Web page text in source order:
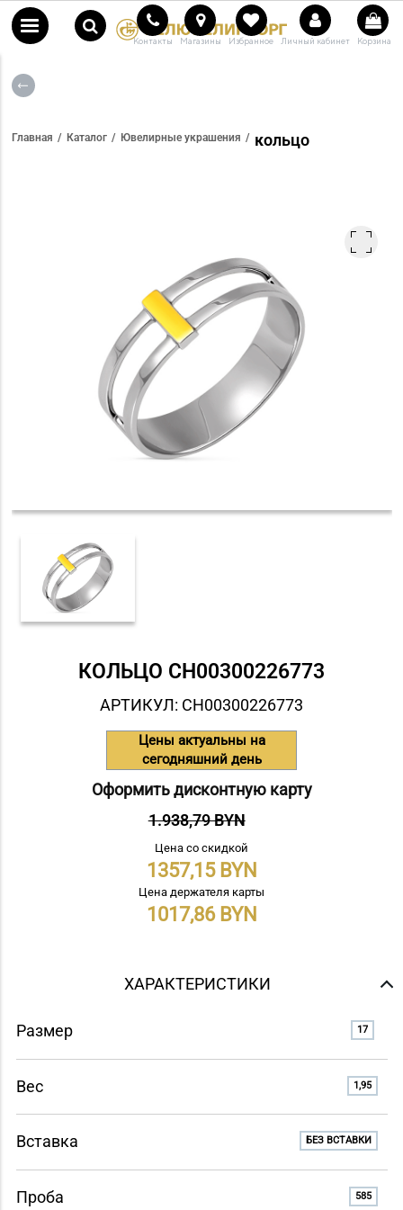
Контакты Магазины Избранное Личный кабинет Корзина
Главная Каталог Ювелирные украшения кольцо
КОЛЬЦО СH00300226773
АРТИКУЛ: СH00300226773
Цены актуальны на
сегодняшний день
Оформить дисконтную карту
1.938,79 BYN
Цена со скидкой
1357,15
Цена держателя карты
1017,86
ХАРАКТЕРИСТИКИ
Размер 17
Вес 1,95
Вставка БЕЗ ВСТАВКИ
Проба 585